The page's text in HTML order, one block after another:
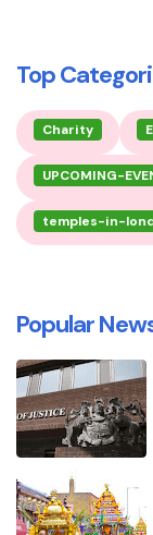
Top
Charity
UPCOMING-
temples-in-
Popular